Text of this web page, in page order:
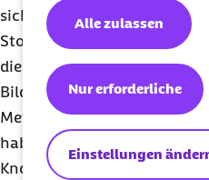
Einstellungen
Nur erforderliche
Alle zulassen
sich in Knochenregionen
Stoffwechsel vermehrt
die Eigenstrahlung der
Bild des Skeletts können
Metastasen, die einen
haben als gesundes
Knochen nachgewiesen